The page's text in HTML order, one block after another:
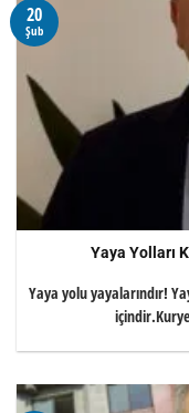
Yaya Yolları
Yaya yolu yayalarındır!
20
Şub